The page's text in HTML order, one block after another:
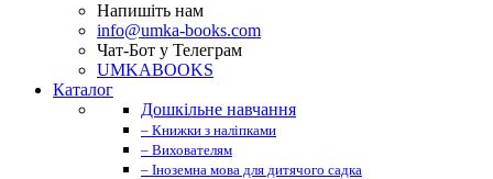
Напишіть нам
info@umka-books.com
Чат-Бот у Телеграм
UMKABOOKS
Каталог
Дошкільне навчання
– Книжки з наліпками
– Вихователям
– Іноземна мова для дитячого садка